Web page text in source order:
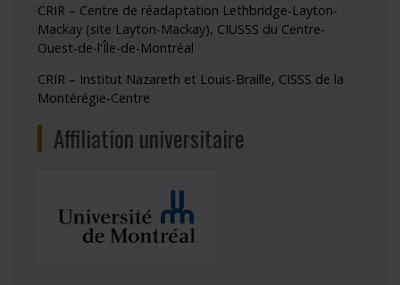
CRIR – Centre de réadaptation Lethbridge-Layton-
Mackay (site Layton-Mackay), CIUSSS du Centre-
Ouest-de-l'Île-de-Montréal
CRIR – Institut Nazareth et Louis-Braille, CISSS de la
Montérégie-Centre
Affiliation universitaire